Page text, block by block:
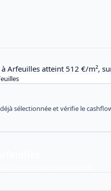
Arfeuilles atteint 512 €/m²,
sélectionnée et vérifie le